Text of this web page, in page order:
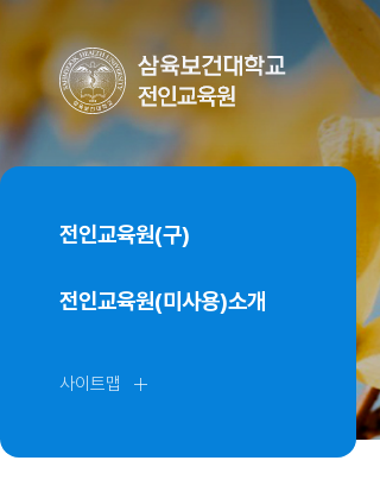
전인교육원(구)
전인교육원(미사용)소개
사이트맵